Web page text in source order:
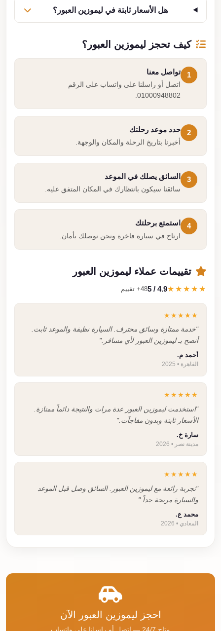
هل الأسعار ثابتة في ليموزين العبور؟
كيف تحجز ليموزين العبور؟
1
تواصل معنا
اتصل أو راسلنا على واتساب على الرقم
01000948802.
2
حدد موعد رحلتك
أخبرنا بتاريخ الرحلة والمكان والوجهة.
3
السائق يصلك في الموعد
سائقنا سيكون بانتظارك في المكان المتفق عليه.
4
استمتع برحلتك
ارتاح في سيارة فاخرة ونحن نوصلك بأمان.
تقييمات عملاء ليموزين العبور
★★★★★
4.9 / 5 48+ تقييم
★★★★★
"خدمة ممتازة وسائق محترف. السيارة نظيفة والموعد ثابت.
أنصح بـ ليموزين العبور لأي مسافر."
أحمد م.
القاهرة • 2025
★★★★★
"استخدمت ليموزين العبور عدة مرات والنتيجة دائماً ممتازة.
الأسعار ثابتة وبدون مفاجآت."
سارة خ.
مدينة نصر • 2026
★★★★★
"تجربة رائعة مع ليموزين العبور. السائق وصل قبل الموعد
والسيارة مريحة جداً."
محمد ع.
المعادي • 2026
احجز ليموزين العبور الآن